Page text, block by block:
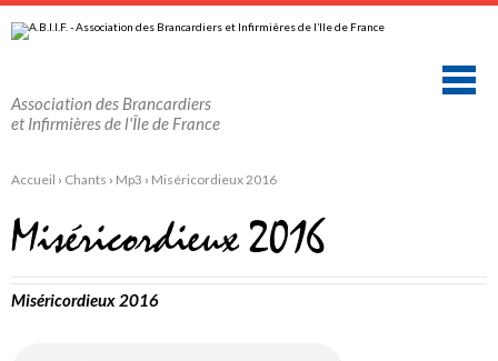
au
contenu.
navigation
personnels
Association des Brancardiers
et Infirmières de l'Île de France
Accueil › Chants › Mp3 › Miséricordieux 2016
Miséricordieux 2016
Miséricordieux 2016